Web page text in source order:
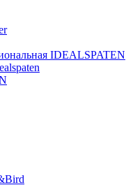
IDEALSPATEN